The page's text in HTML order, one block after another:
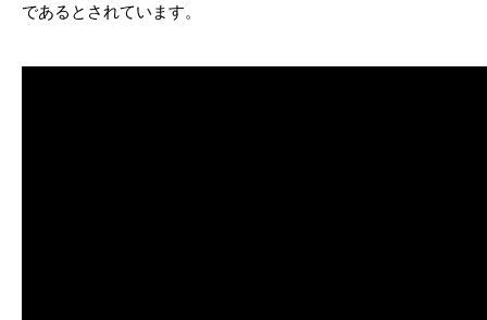
であるとされています。